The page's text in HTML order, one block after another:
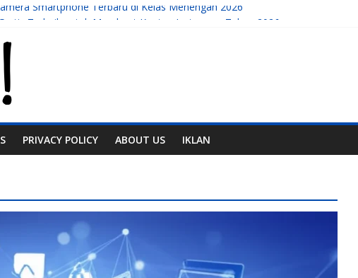
Smartphone Terbaru di Kelas Menengah 2026
Handphone, dan Aplikasi Terbaru
Mobile yang Sedang Berkembang di Tahun Ini
PRIVACY POLICY ABOUT US IKLAN